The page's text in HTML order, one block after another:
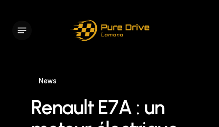
main
News
Renault E7A : un